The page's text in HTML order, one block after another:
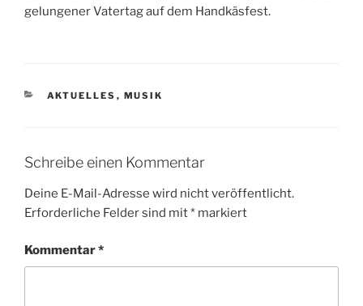
gelungener Vatertag auf dem Handkäsfest.
KATEGORIEN
AKTUELLES , MUSIK
Schreibe einen Kommentar
Deine E-Mail-Adresse wird nicht veröffentlicht.
Erforderliche Felder sind mit* markiert
Kommentar*